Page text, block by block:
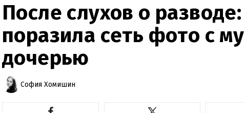
После слухов о
поразила сеть фото с
дочерью
София Хомишин